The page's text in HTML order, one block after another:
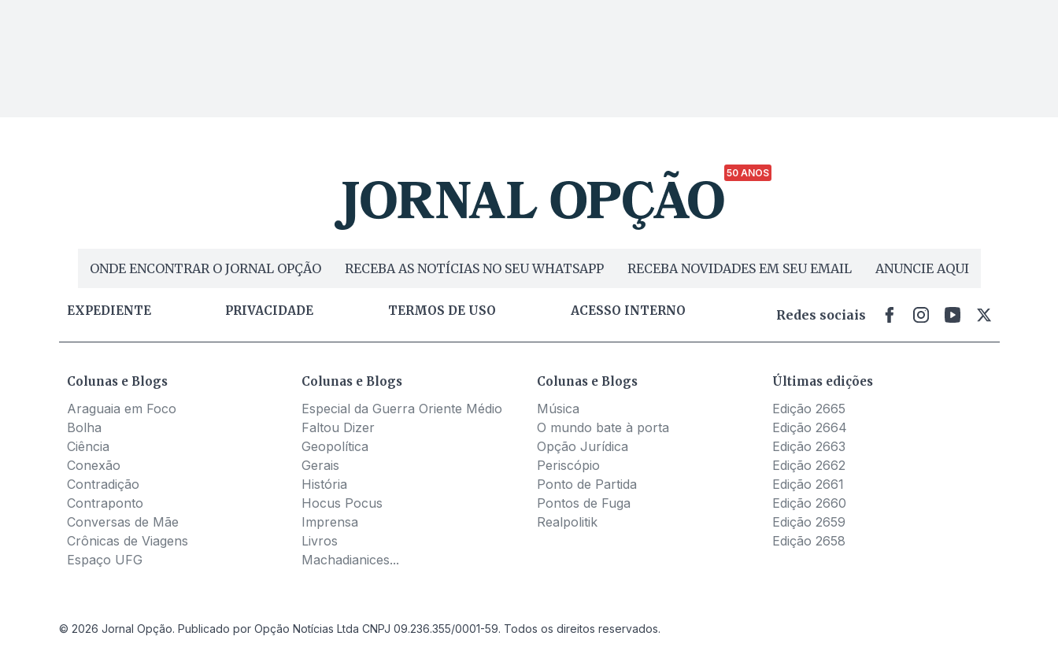
50 ANOS
ONDE ENCONTRAR O JORNAL OPÇÃO RECEBA AS NOTÍCIAS NO SEU WHATSAPP RECEBA NOVIDADES EM SEU EMAIL ANUNCIE AQUI
EXPEDIENTE PRIVACIDADE TERMOS DE USO ACESSO INTERNO Redes sociais
Colunas e Blogs
Araguaia em Foco
Bolha
Ciência
Conexão
Contradição
Contraponto
Conversas de Mãe
Crônicas de Viagens
Espaço UFG
Colunas e Blogs
Especial da Guerra Oriente Médio
Faltou Dizer
Geopolítica
Gerais
História
Hocus Pocus
Imprensa
Livros
Machadianices...
Colunas e Blogs
Música
O mundo bate à porta
Opção Jurídica
Periscópio
Ponto de Partida
Pontos de Fuga
Realpolitik
Últimas edições
Edição 2665
Edição 2664
Edição 2663
Edição 2662
Edição 2661
Edição 2660
Edição 2659
Edição 2658
© 2026 Jornal Opção. Publicado por Opção Notícias Ltda CNPJ 09.236.355/0001-59. Todos os direitos reservados.